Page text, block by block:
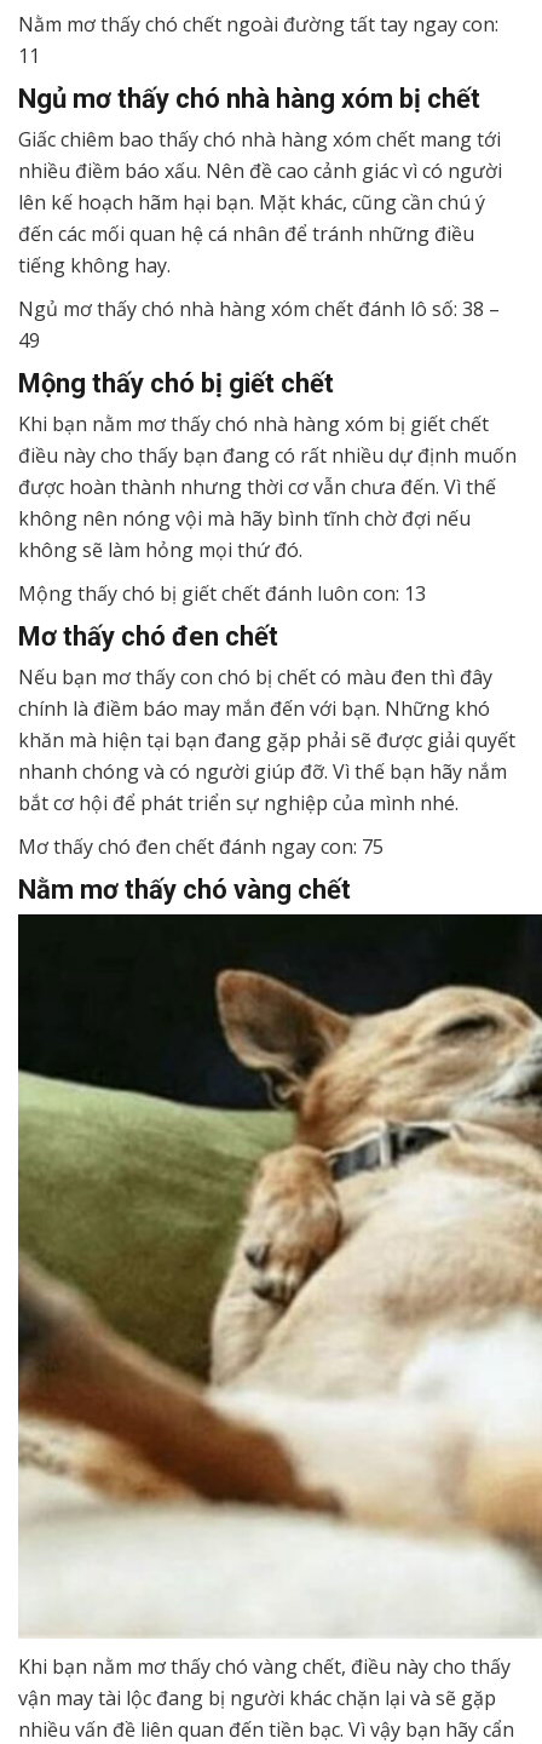
Nằm mơ thấy chó chết ngoài đường tất tay ngay con:
11
Ngủ mơ thấy chó nhà hàng xóm bị chết
Giấc chiêm bao thấy chó nhà hàng xóm chết mang tới
nhiều điềm báo xấu. Nên đề cao cảnh giác vì có người
lên kế hoạch hãm hại bạn. Mặt khác, cũng cần chú ý
đến các mối quan hệ cá nhân để tránh những điều
tiếng không hay.
Ngủ mơ thấy chó nhà hàng xóm chết đánh lô số: 38 –
49
Mộng thấy chó bị giết chết
Khi bạn nằm mơ thấy chó nhà hàng xóm bị giết chết
điều này cho thấy bạn đang có rất nhiều dự định muốn
được hoàn thành nhưng thời cơ vẫn chưa đến. Vì thế
không nên nóng vội mà hãy bình tĩnh chờ đợi nếu
không sẽ làm hỏng mọi thứ đó.
Mộng thấy chó bị giết chết đánh luôn con: 13
Mơ thấy chó đen chết
Nếu bạn mơ thấy con chó bị chết có màu đen thì đây
chính là điềm báo may mắn đến với bạn. Những khó
khăn mà hiện tại bạn đang gặp phải sẽ được giải quyết
nhanh chóng và có người giúp đỡ. Vì thế bạn hãy nắm
bắt cơ hội để phát triển sự nghiệp của mình nhé.
Mơ thấy chó đen chết đánh ngay con: 75
Nằm mơ thấy chó vàng chết
Khi bạn nằm mơ thấy chó vàng chết, điều này cho thấy
vận may tài lộc đang bị người khác chặn lại và sẽ gặp
nhiều vấn đề liên quan đến tiền bạc. Vì vậy bạn hãy cẩn